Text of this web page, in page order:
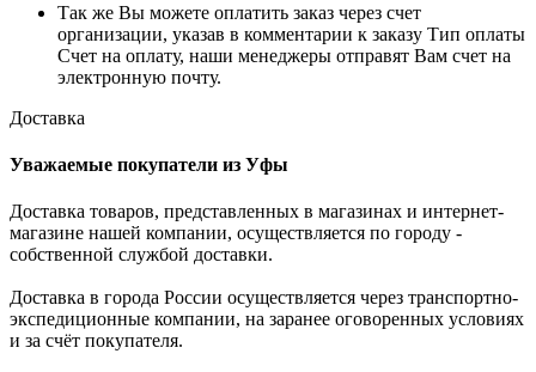
Так же Вы можете оплатить заказ через счет
организации, указав в комментарии к заказу Тип оплаты
Счет на оплату, наши менеджеры отправят Вам счет на
электронную почту.
Доставка
Уважаемые покупатели из Уфы
Доставка товаров, представленных в магазинах и интернет-
магазине нашей компании, осуществляется по городу -
собственной службой доставки.
Доставка в города России осуществляется через транспортно-
экспедиционные компании, на заранее оговоренных условиях
и за счёт покупателя.